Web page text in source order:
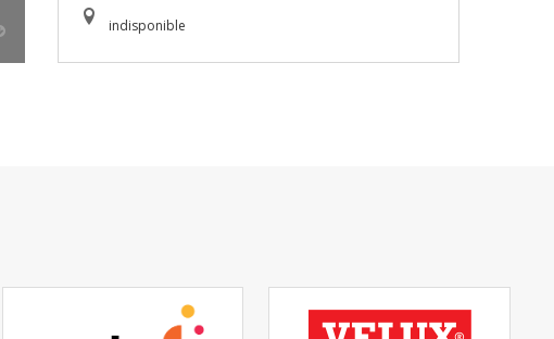
indisponible